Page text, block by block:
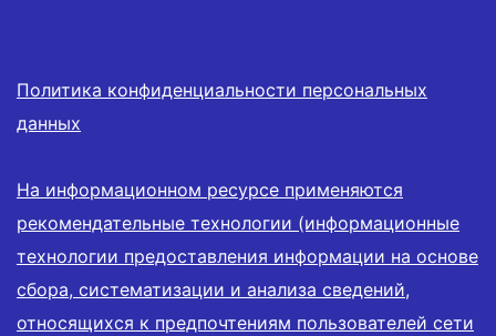
Политика конфиденциальности персональных
данных
На информационном ресурсе применяются
рекомендательные технологии (информационные
технологии предоставления информации на основе
сбора, систематизации и анализа сведений,
относящихся к предпочтениям пользователей сети